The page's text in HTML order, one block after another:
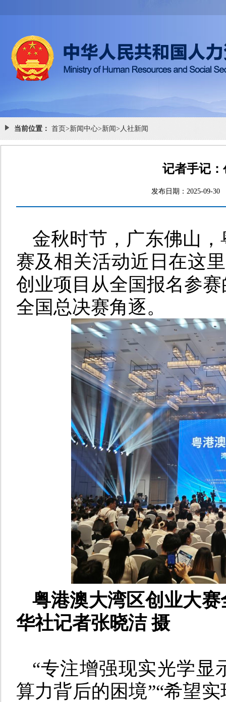
当前位置： 首页>新闻中心>新闻> 人社新闻
记者手记
发布日期：
金秋时节，广东佛山
赛及相关活动近日在这
创业项目从全国报名参
全国总决赛角逐。
粤港澳大湾区创业大
华社记者张晓洁 摄
“专注增强现实光学显
算力背后的困境”“希望